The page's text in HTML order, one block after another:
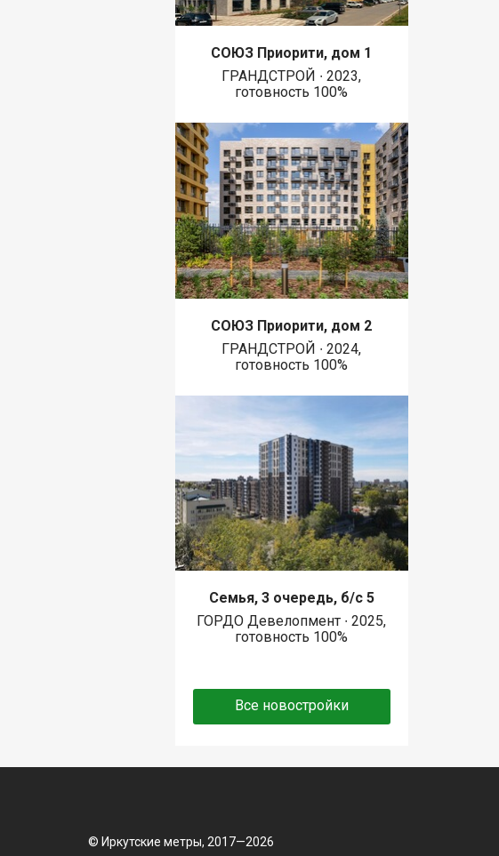
СОЮЗ Приорити, дом 1
ГРАНДСТРОЙ ∙ 2023,
готовность 100%
СОЮЗ Приорити, дом 2
ГРАНДСТРОЙ ∙ 2024,
готовность 100%
Семья, 3 очередь, б/с 5
ГОРДО Девелопмент ∙ 2025,
готовность 100%
Все новостройки
© Иркутские метры, 2017—2026